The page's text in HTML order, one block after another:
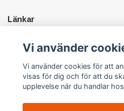
Länkar
Sociala medier
Vi använder
Vi använder cookies för att
visas för dig och för att du
upplevelse när du handlar